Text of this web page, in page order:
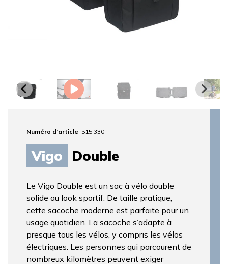
Numéro d’article: 515.330
Vigo Double
Le Vigo Double est un sac à vélo double
solide au look sportif. De taille pratique,
cette sacoche moderne est parfaite pour un
usage quotidien. La sacoche s’adapte à
presque tous les vélos, y compris les vélos
électriques. Les personnes qui parcourent de
nombreux kilomètres peuvent exiger